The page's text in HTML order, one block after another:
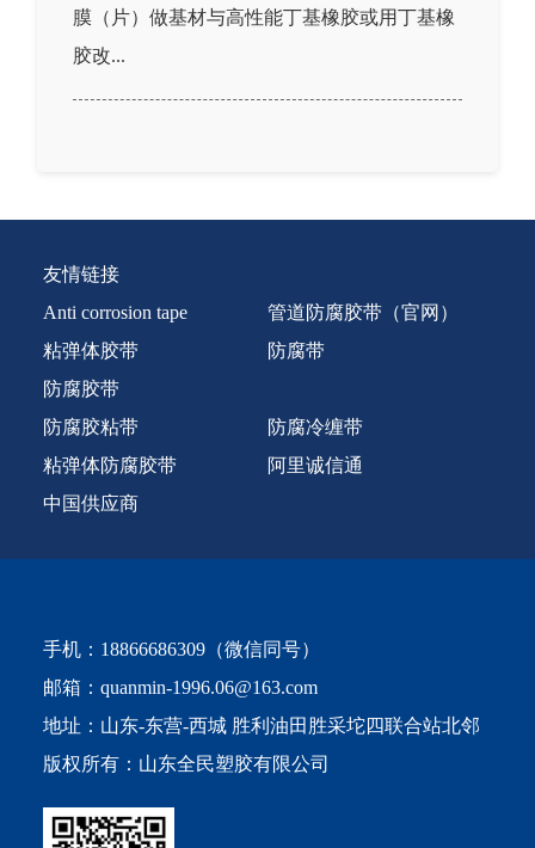
膜（片）做基材与高性能丁基橡胶或用丁基橡
胶改...
友情链接
Anti corrosion tape
管道防腐胶带（官网）
粘弹体胶带
防腐带
防腐胶带
防腐胶粘带
防腐冷缠带
粘弹体防腐胶带
阿里诚信通
中国供应商
手机： 18866686309（微信同号）
邮箱： quanmin-1996.06@163.com
地址：山东-东营-西城 胜利油田胜采坨四联合站北邻
版权所有：山东全民塑胶有限公司